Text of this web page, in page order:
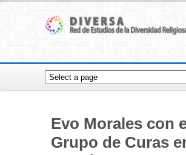
Evo Morales con
Grupo de Curas